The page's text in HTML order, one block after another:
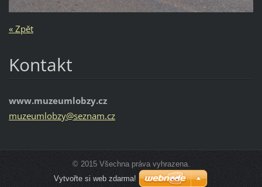
« Zpět
Kontakt
www.muzeumlobzy.cz
muzeumlobzy@seznam.cz
© 2015 Všechna práva vyhrazena.
Vytvořte si web zdarma!